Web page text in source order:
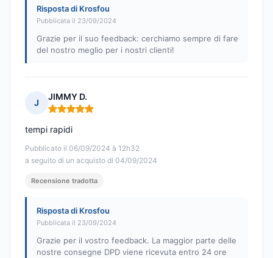
Risposta di Krosfou
Pubblicata il 23/09/2024
Grazie per il suo feedback: cerchiamo sempre di fare
del nostro meglio per i nostri clienti!
J
JIMMY D.
Nota: 5 su 5
Pubblicato il 06/09/2024 à 12h32
a seguito di un acquisto di 04/09/2024
tempi rapidi
Recensione tradotta
Risposta di Krosfou
Pubblicata il 23/09/2024
Grazie per il vostro feedback. La maggior parte delle
nostre consegne DPD viene ricevuta entro 24 ore